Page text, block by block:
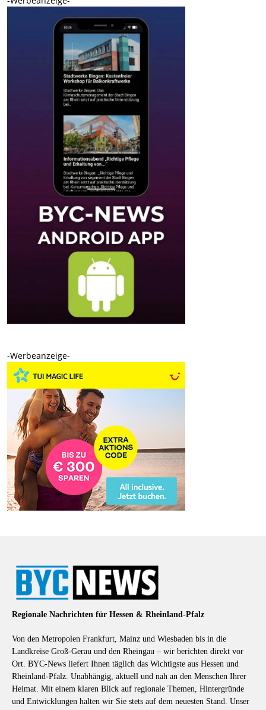
-Werbeanzeige-
Regionale Nachrichten für Hessen & Rheinland-Pfalz
Von den Metropolen Frankfurt, Mainz und Wiesbaden bis in die
Landkreise Groß-Gerau und den Rheingau – wir berichten direkt vor
Ort. BYC-News liefert Ihnen täglich das Wichtigste aus Hessen und
Rheinland-Pfalz. Unabhängig, aktuell und nah an den Menschen Ihrer
Heimat. Mit einem klaren Blick auf regionale Themen, Hintergründe
und Entwicklungen halten wir Sie stets auf dem neuesten Stand. Unser